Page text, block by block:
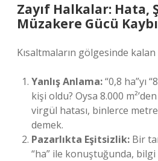
Zayıf Halkalar: Hata,
Müzakere Gücü Kaybı
Kısaltmaların gölgesinde
Yanlış Anlama:“0,8 ha”yı
kişi oldu? Oysa 8.000
virgül hatası, binlerce
demek.
Pazarlıkta Eşitsizlik: Bir
“ha” ile konuştuğunda,